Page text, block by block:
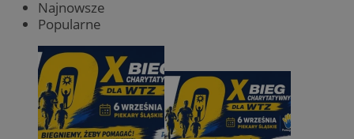
Najnowsze
Popularne